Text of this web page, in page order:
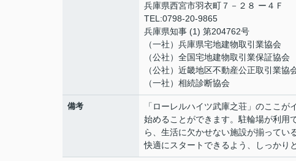
兵庫県西宮市羽衣町７－２８ ー４Ｆ
TEL:0798-20-9865
兵庫県知事 (1) 第204762号
（一社）兵庫県宅地建物取引業協会
（公社）全国宅地建物取引業保証協会
（公社）近畿地区不動産公正取引業協
（一社）相続診断協会
備考
「ローレルハイツ武庫之荘」のここ
始めることができます。駐輪場が利用
ら、生活に欠かせない施設が揃ってい
快適にスタートできるよう、しっかり